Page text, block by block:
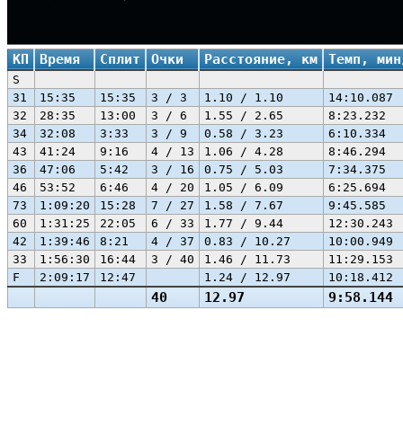
КП Время Сплит Очки Расстояние, км Темп,
40 12.97 9:58.144
S
31
15:35 15:35 3 / 3 1.10 / 1.10
14:10.087
32
28:35 13:00 3 / 6 1.55 / 2.65
8:23.232
34
32:08 3:33 3 / 9 0.58 / 3.23
6:10.334
43
41:24 9:16 4 / 13 1.06 / 4.28
8:46.294
36
47:06 5:42 3 / 16 0.75 / 5.03
7:34.375
46
53:52 6:46 4 / 20 1.05 / 6.09
6:25.694
73
1:09:20 15:28 7 / 27 1.58 / 7.67
9:45.585
60
1:31:25 22:05 6 / 33 1.77 / 9.44
12:30.243
42
1:39:46 8:21 4 / 37 0.83 / 10.27
10:00.949
33
1:56:30 16:44 3 / 40 1.46 / 11.73
11:29.153
F
2:09:17 12:47 1.24 / 12.97 10:18.412